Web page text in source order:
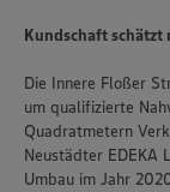
Kundschaft
Die Innere Floßer
um qualifizierte
Quadratmetern
Neustädter
Umbau im Jahr